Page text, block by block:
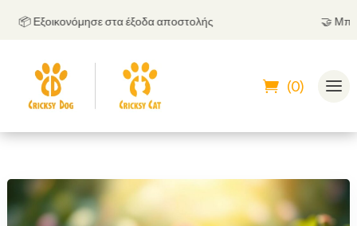
Εξοικονόμησε στα έξοδα αποστολής
(0)